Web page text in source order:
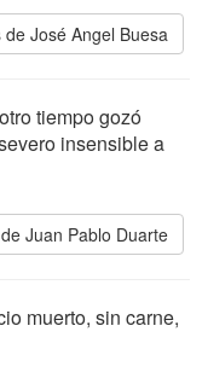
de José Angel Buesa
tiempo gozó
insensible a
Juan Pablo Duarte
muerto, sin carne,